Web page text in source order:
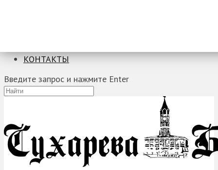
КОНТАКТЫ
Введите запрос и нажмите Enter